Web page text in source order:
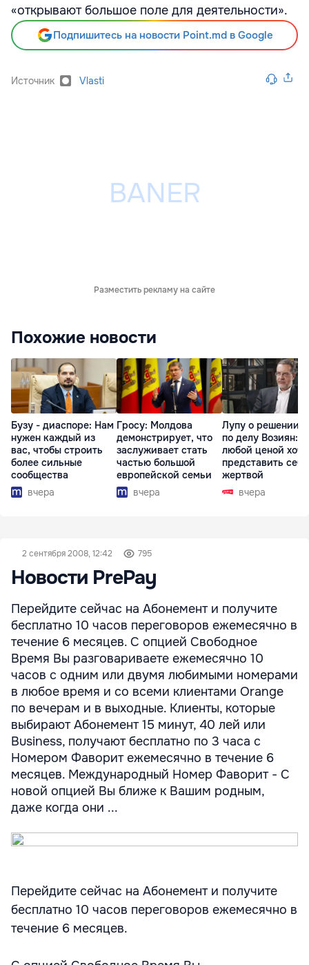
«открывают большое поле для деятельности».
Подпишитесь на новости Point.md в Google
Источник Vlasti
Разместить рекламу на сайте
Похожие новости
Бузу - диаспоре: Нам
нужен каждый из
вас, чтобы строить
более сильные
сообщества
вчера
Гросу: Молдова
демонстрирует, что
заслуживает стать
частью большой
европейской семьи
вчера
Лупу о решении
по делу Возиян:
любой ценой
представить себя
жертвой
вчера
2 сентября 2008, 12:42 795
Новости PrePay
Перейдите сейчас на Абонемент и получите
бесплатно 10 часов переговоров ежемесячно в
течение 6 месяцев. С опцией Свободное
Время Вы разговариваете ежемесячно 10
часов с одним или двумя любимыми номерами
в любое время и со всеми клиентами Orange
по вечерам и в выходные. Клиенты, которые
выбирают Абонемент 15 минут, 40 лей или
Business, получают бесплатно по 3 часа с
Номером Фаворит ежемесячно в течение 6
месяцев. Международный Номер Фаворит - С
новой опцией Вы ближе к Вашим родным,
даже когда они ...
Перейдите сейчас на Абонемент и получите
бесплатно 10 часов переговоров ежемесячно в
течение 6 месяцев.